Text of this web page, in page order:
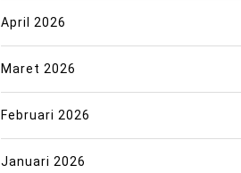
April 2026
Maret 2026
Februari 2026
Januari 2026